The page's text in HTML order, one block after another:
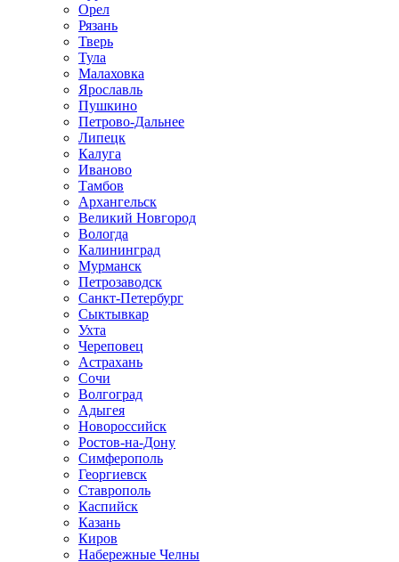
Орел
Рязань
Тверь
Тула
Малаховка
Ярославль
Пушкино
Петрово-Дальнее
Липецк
Калуга
Иваново
Тамбов
Архангельск
Великий Новгород
Вологда
Калининград
Мурманск
Петрозаводск
Санкт-Петербург
Сыктывкар
Ухта
Череповец
Астрахань
Сочи
Волгоград
Адыгея
Новороссийск
Ростов-на-Дону
Симферополь
Георгиевск
Ставрополь
Каспийск
Казань
Киров
Набережные Челны